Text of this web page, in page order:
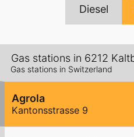
Diesel
Gas stations in 6212
Gas stations in Switzerland
Agrola
Kantonsstrasse 9